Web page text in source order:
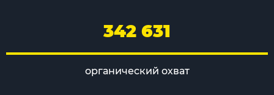
342 631
органический охват